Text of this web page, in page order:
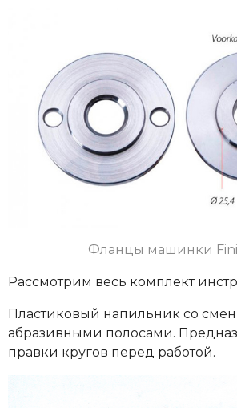
Фланцы машинки
Рассмотрим весь комплект
Пластиковый напильник со
абразивными полосами.
правки кругов перед работой.